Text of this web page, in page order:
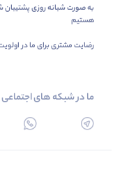
به صورت شبانه روزی پشتیبان
هستیم
رضایت مشتری برای ما در
ما در شبکه های اجتماعی